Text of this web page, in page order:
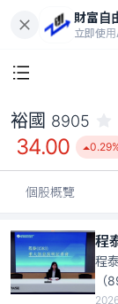
財富自
立即使
裕國 8905
34.00
個股概覽
程
（
加